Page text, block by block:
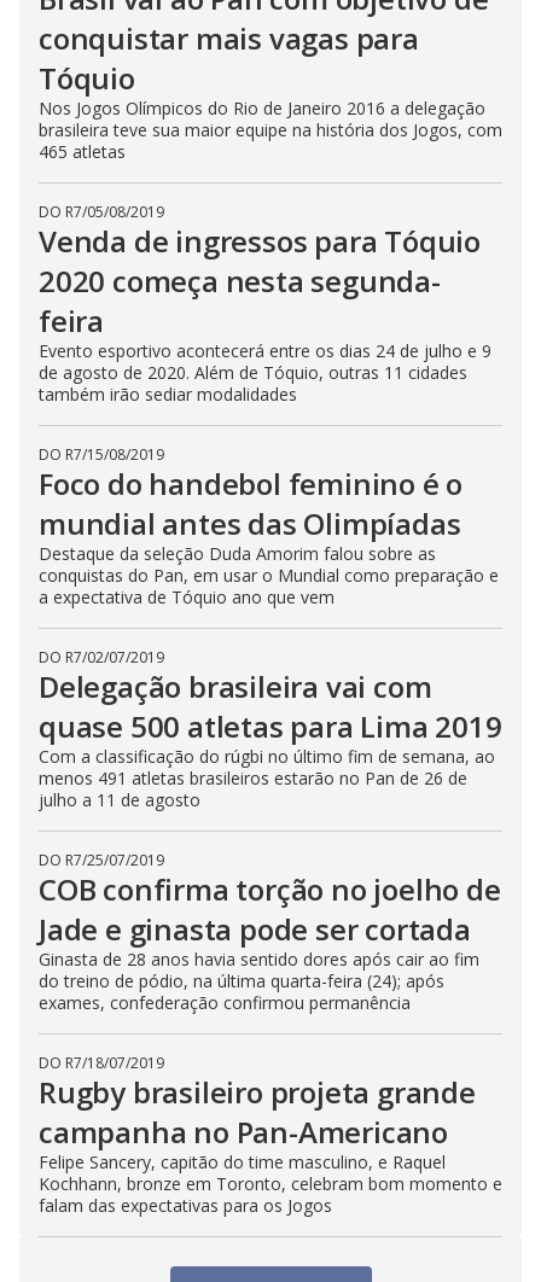
conquistar mais vagas para
Tóquio
Nos Jogos Olímpicos do Rio de Janeiro 2016 a delegação
brasileira teve sua maior equipe na história dos Jogos, com
465 atletas
DO R7/05/08/2019
Venda de ingressos para Tóquio
2020 começa nesta segunda-
feira
Evento esportivo acontecerá entre os dias 24 de julho e 9
de agosto de 2020. Além de Tóquio, outras 11 cidades
também irão sediar modalidades
DO R7/15/08/2019
Foco do handebol feminino é o
mundial antes das Olimpíadas
Destaque da seleção Duda Amorim falou sobre as
conquistas do Pan, em usar o Mundial como preparação e
a expectativa de Tóquio ano que vem
DO R7/02/07/2019
Delegação brasileira vai com
quase 500 atletas para Lima 2019
Com a classificação do rúgbi no último fim de semana, ao
menos 491 atletas brasileiros estarão no Pan de 26 de
julho a 11 de agosto
DO R7/25/07/2019
COB confirma torção no joelho de
Jade e ginasta pode ser cortada
Ginasta de 28 anos havia sentido dores após cair ao fim
do treino de pódio, na última quarta-feira (24); após
exames, confederação confirmou permanência
DO R7/18/07/2019
Rugby brasileiro projeta grande
campanha no Pan-Americano
Felipe Sancery, capitão do time masculino, e Raquel
Kochhann, bronze em Toronto, celebram bom momento e
falam das expectativas para os Jogos